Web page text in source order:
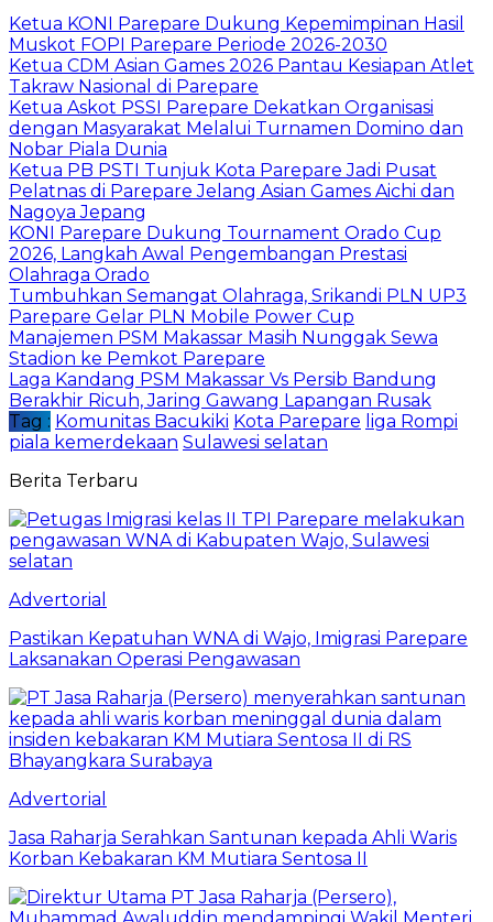
Ketua KONI Parepare Dukung Kepemimpinan Hasil
Muskot FOPI Parepare Periode 2026-2030
Ketua CDM Asian Games 2026 Pantau Kesiapan Atlet
Takraw Nasional di Parepare
Ketua Askot PSSI Parepare Dekatkan Organisasi
dengan Masyarakat Melalui Turnamen Domino dan
Nobar Piala Dunia
Ketua PB PSTI Tunjuk Kota Parepare Jadi Pusat
Pelatnas di Parepare Jelang Asian Games Aichi dan
Nagoya Jepang
KONI Parepare Dukung Tournament Orado Cup
2026, Langkah Awal Pengembangan Prestasi
Olahraga Orado
Tumbuhkan Semangat Olahraga, Srikandi PLN UP3
Parepare Gelar PLN Mobile Power Cup
Manajemen PSM Makassar Masih Nunggak Sewa
Stadion ke Pemkot Parepare
Laga Kandang PSM Makassar Vs Persib Bandung
Berakhir Ricuh, Jaring Gawang Lapangan Rusak
Tag : Komunitas Bacukiki Kota Parepare liga Rompi
piala kemerdekaan Sulawesi selatan
Berita Terbaru
Advertorial
Pastikan Kepatuhan WNA di Wajo, Imigrasi Parepare
Laksanakan Operasi Pengawasan
Advertorial
Jasa Raharja Serahkan Santunan kepada Ahli Waris
Korban Kebakaran KM Mutiara Sentosa II